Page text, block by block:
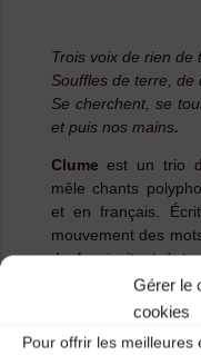
Gérer le
cookies
Pour offrir les meilleures
Trois voix de rien de
Souffles de terre, de
Se cherchent, se
et puis nos mains.
Clume est un trio
mêle chants
et en français.
mouvement des
de feu invitent à
l’intime et les
Youtube : https://